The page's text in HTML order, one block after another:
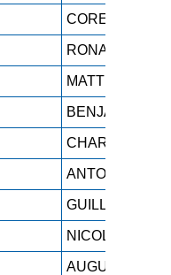
CORENTIN
RONAN
MATTHIEU
BENJAMIN
CHARLEY
ANTOINE
GUILLAUME
NICOLAS
AUGUSTIN